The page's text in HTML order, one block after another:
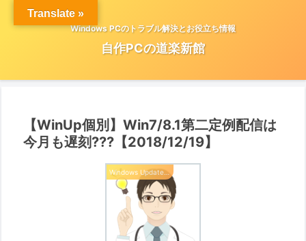
Windows PCのトラブル解決とお役立ち情報
自作PCの道楽新館
【WinUp個別】Win7/8.1第二定例配信は
今月も遅刻???【2018/12/19】
Translate »